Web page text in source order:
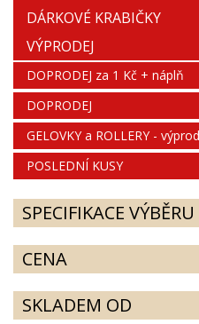
DÁRKOVÉ KRABIČKY
VÝPRODEJ
DOPRODEJ za 1 Kč + náplň
DOPRODEJ
GELOVKY a ROLLERY -
POSLEDNÍ KUSY
SPECIFIKACE VÝBĚRU
CENA
SKLADEM OD